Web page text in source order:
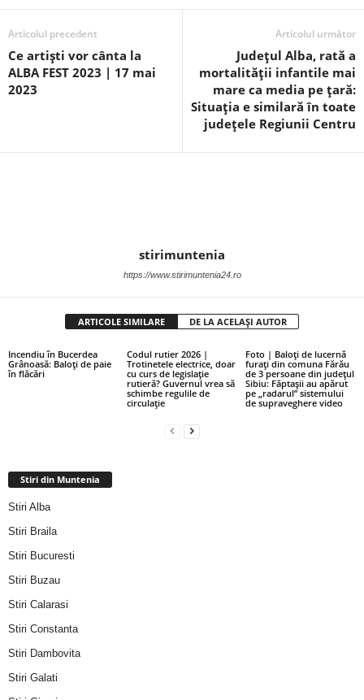
Articolul precedent
Ce artiști vor cânta la
ALBA FEST 2023 | 17 mai
2023
Articolul următor
Județul Alba, rată a
mortalității infantile mai
mare ca media pe țară:
Situația e similară în toate
județele Regiunii Centru
stirimuntenia
https://www.stirimuntenia24.ro
ARTICOLE SIMILARE DE LA ACELAȘI AUTOR
Incendiu în Bucerdea
Grânoasă: Baloți de paie
în flăcări
Codul rutier 2026 |
Trotinetele electrice, doar
cu curs de legislație
rutieră? Guvernul vrea să
schimbe regulile de
circulație
Foto | Baloți de lucernă
furați din comuna Fărău
de 3 persoane din județul
Sibiu: Făptașii au apărut
pe „radarul” sistemului
de supraveghere video
Stiri din Muntenia
Stiri Alba
Stiri Braila
Stiri Bucuresti
Stiri Buzau
Stiri Calarasi
Stiri Constanta
Stiri Dambovita
Stiri Galati